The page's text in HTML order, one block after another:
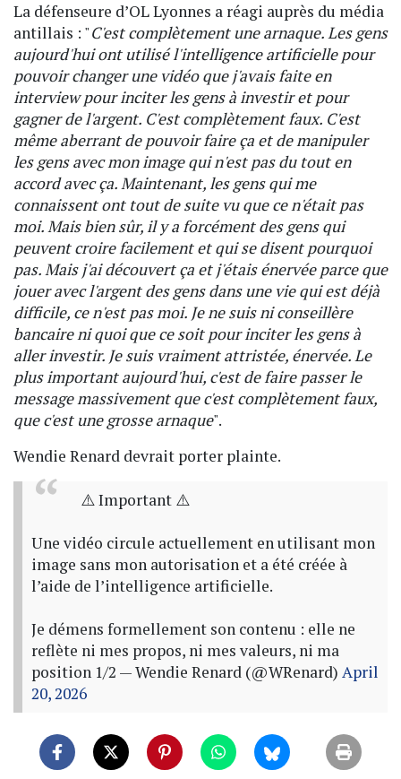
La défenseure d’OL Lyonnes a réagi auprès du média
antillais : "C'est complètement une arnaque. Les gens
aujourd'hui ont utilisé l'intelligence artificielle pour
pouvoir changer une vidéo que j'avais faite en
interview pour inciter les gens à investir et pour
gagner de l'argent. C'est complètement faux. C'est
même aberrant de pouvoir faire ça et de manipuler
les gens avec mon image qui n'est pas du tout en
accord avec ça. Maintenant, les gens qui me
connaissent ont tout de suite vu que ce n'était pas
moi. Mais bien sûr, il y a forcément des gens qui
peuvent croire facilement et qui se disent pourquoi
pas. Mais j'ai découvert ça et j'étais énervée parce que
jouer avec l'argent des gens dans une vie qui est déjà
difficile, ce n'est pas moi. Je ne suis ni conseillère
bancaire ni quoi que ce soit pour inciter les gens à
aller investir. Je suis vraiment attristée, énervée. Le
plus important aujourd'hui, c'est de faire passer le
message massivement que c'est complètement faux,
que c'est une grosse arnaque".
Wendie Renard devrait porter plainte.
⚠️ Important ⚠️
Une vidéo circule actuellement en utilisant mon
image sans mon autorisation et a été créée à
l’aide de l’intelligence artificielle.
Je démens formellement son contenu : elle ne
reflète ni mes propos, ni mes valeurs, ni ma
position 1/2 — Wendie Renard (@WRenard) April
20, 2026